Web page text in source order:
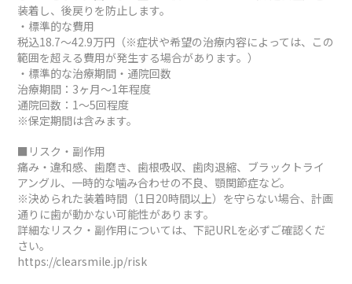
装着し、後戻りを防止します。
・標準的な費用
税込18.7～42.9万円（※症状や希望の治療内容によっては、この
範囲を超える費用が発生する場合があります。）
・標準的な治療期間・通院回数
治療期間：3ヶ月～1年程度
通院回数：1～5回程度
※保定期間は含みます。
■リスク・副作用
痛み・違和感、歯磨き、歯根吸収、歯肉退縮、ブラックトライ
アングル、一時的な噛み合わせの不良、顎関節症など。
※決められた装着時間（1日20時間以上）を守らない場合、計画
通りに歯が動かない可能性があります。
詳細なリスク・副作用については、下記URLを必ずご確認くだ
さい。
https://clearsmile.jp/risk